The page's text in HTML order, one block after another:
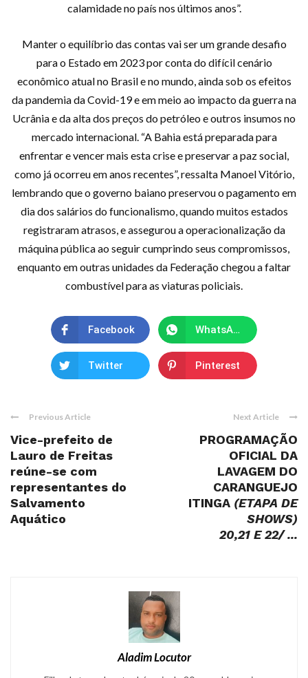
calamidade no país nos últimos anos”.
Manter o equilíbrio das contas vai ser um grande desafio
para o Estado em 2023 por conta do difícil cenário
econômico atual no Brasil e no mundo, ainda sob os efeitos
da pandemia da Covid-19 e em meio ao impacto da guerra na
Ucrânia e da alta dos preços do petróleo e outros insumos no
mercado internacional. “A Bahia está preparada para
enfrentar e vencer mais esta crise e preservar a paz social,
como já ocorreu em anos recentes”, ressalta Manoel Vitório,
lembrando que o governo baiano preservou o pagamento em
dia dos salários do funcionalismo, quando muitos estados
registraram atrasos, e assegurou a operacionalização da
máquina pública ao seguir cumprindo seus compromissos,
enquanto em outras unidades da Federação chegou a faltar
combustível para as viaturas policiais.
Facebook WhatsApp
Twitter Pinterest
Previous Article
Vice-prefeito de
Lauro de Freitas
reúne-se com
representantes do
Salvamento
Aquático
Next Article
PROGRAMAÇÃO
OFICIAL DA
LAVAGEM DO
CARANGUEJO
ITINGA (ETAPA DE
SHOWS)
20,21 E 22/ ...
Aladim Locutor